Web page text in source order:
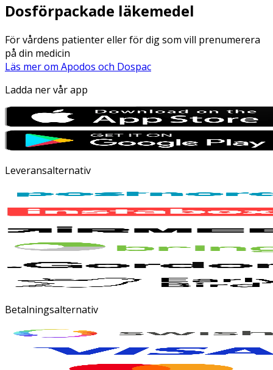
Dosförpackade läkemedel
För vårdens patienter eller för dig som vill prenumerera
på din medicin
Läs mer om Apodos och Dospac
Ladda ner vår app
Leveransalternativ
Betalningsalternativ